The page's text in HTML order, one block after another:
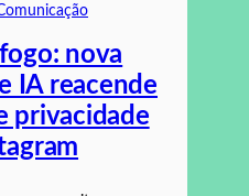
nova
IA reacende
privacidade